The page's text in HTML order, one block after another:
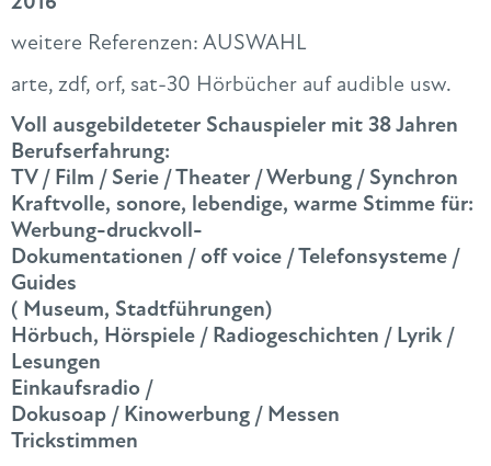
weitere Referenzen: AUSWAHL
arte, zdf, orf, sat-30 Hörbücher auf audible usw.
Voll ausgebildeteter Schauspieler mit 38 Jahren
Berufserfahrung:
TV / Film / Serie / Theater / Werbung / Synchron
Kraftvolle, sonore, lebendige, warme Stimme für:
Werbung-druckvoll-
Dokumentationen / off voice / Telefonsysteme /
Guides
( Museum, Stadtführungen)
Hörbuch, Hörspiele / Radiogeschichten / Lyrik /
Lesungen
Einkaufsradio /
Dokusoap / Kinowerbung / Messen
Trickstimmen